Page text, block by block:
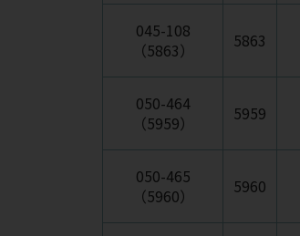
045-108
（5863）
5863
050-464
（5959）
5959
050-465
（5960）
5960